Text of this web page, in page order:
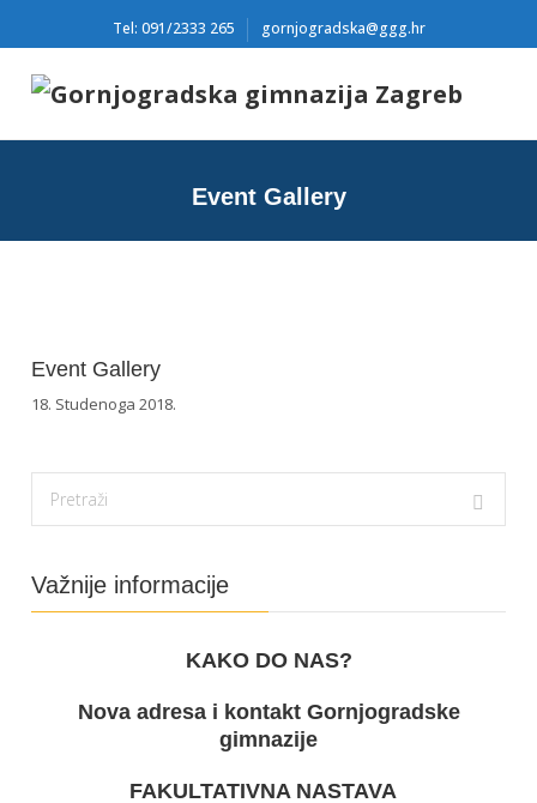
Tel: 091/2333 265 gornjogradska@ggg.hr
Event Gallery
Event Gallery
18. Studenoga 2018.
Važnije informacije
KAKO DO NAS?
Nova adresa i kontakt Gornjogradske
gimnazije
FAKULTATIVNA NASTAVA